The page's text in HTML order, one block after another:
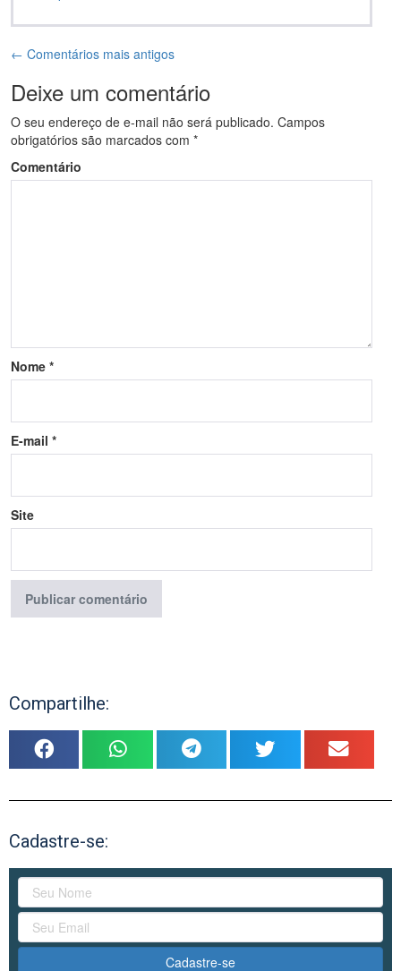
← Comentários mais antigos
Deixe um comentário
O seu endereço de e-mail não será publicado. Campos
obrigatórios são marcados com *
Comentário
Nome *
E-mail *
Site
Compartilhe:
Cadastre-se:
Cadastre-se